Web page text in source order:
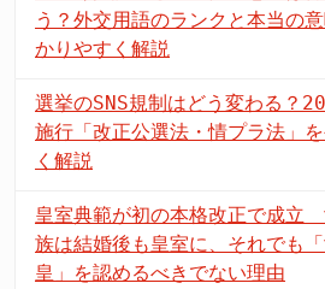
う？外交用語のランクと本当の
かりやすく解説
選挙のSNS規制はどう変わる？
施行「改正公選法・情プラ法」
く解説
皇室典範が初の本格改正で成立
族は結婚後も皇室に、それでも
皇」を認めるべきでない理由